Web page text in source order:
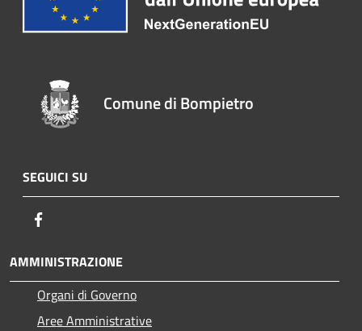
Comune di Bompietro
SEGUICI SU
AMMINISTRAZIONE
Organi di Governo
Aree Amministrative